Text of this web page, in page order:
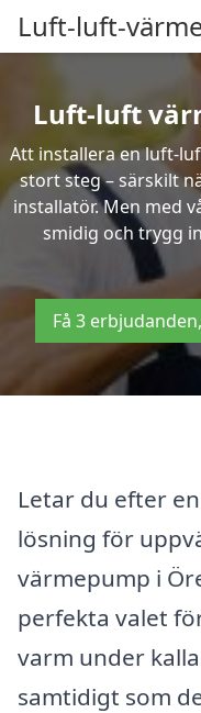
Luft-luft-
Luft-luft
Att installera en luft-
stort steg – särskilt
installatör. Men med
smidig och trygg
Få 3
Letar du efter
lösning för
värmepump i
perfekta valet
varm under
samtidigt som